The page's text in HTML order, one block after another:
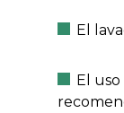
El
El